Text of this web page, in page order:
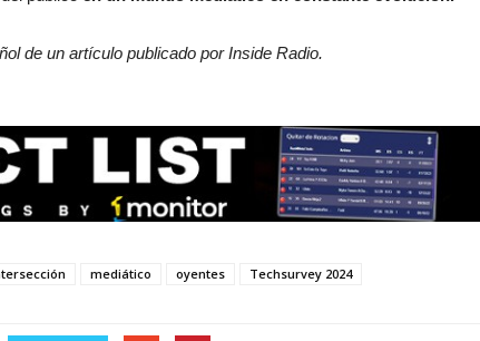
de un artículo publicado por Inside Radio.
mediático oyentes Techsurvey 2024